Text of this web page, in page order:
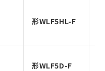
形WLF5HL-F
形WLF5D-F